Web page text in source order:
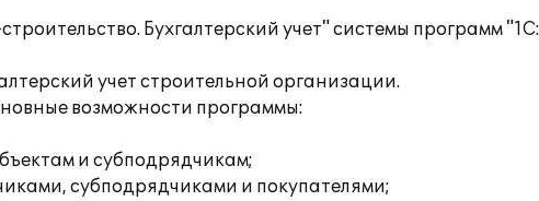
Бухгалтерский учет" системы программ
учет строительной организации.
возможности программы:
и субподрядчикам;
субподрядчиками и покупателями;